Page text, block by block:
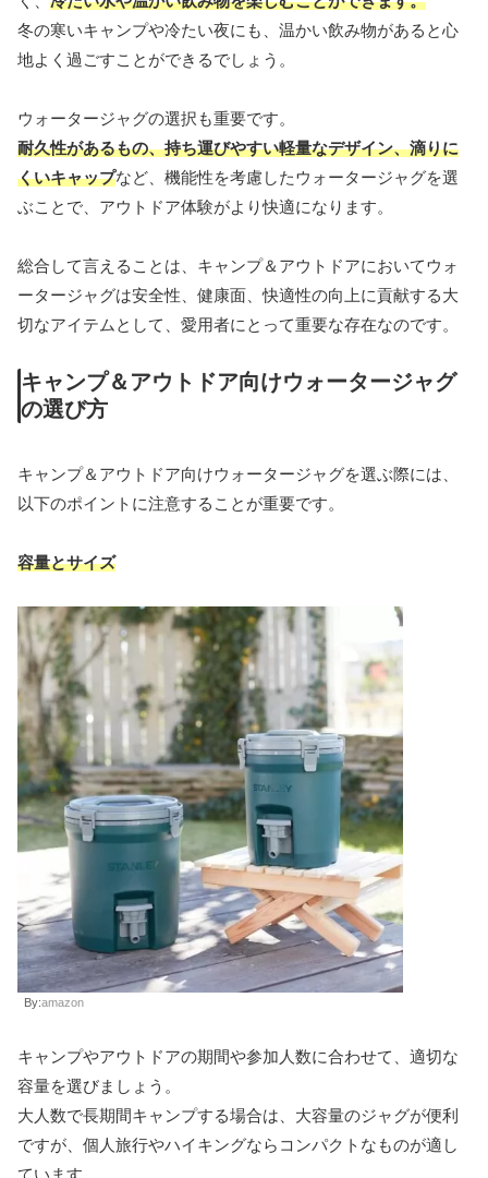
冬の寒いキャンプや冷たい夜にも、温かい飲み物があると心
地よく過ごすことができるでしょう。
ウォータージャグの選択も重要です。
耐久性があるもの、持ち運びやすい軽量なデザイン、滴りに
くいキャップなど、機能性を考慮したウォータージャグを選
ぶことで、アウトドア体験がより快適になります。
総合して言えることは、キャンプ＆アウトドアにおいてウォ
ータージャグは安全性、健康面、快適性の向上に貢献する大
切なアイテムとして、愛用者にとって重要な存在なのです。
キャンプ＆アウトドア向けウォータージャグ
の選び方
キャンプ＆アウトドア向けウォータージャグを選ぶ際には、
以下のポイントに注意することが重要です。
容量とサイズ
By:amazon
キャンプやアウトドアの期間や参加人数に合わせて、適切な
容量を選びましょう。
大人数で長期間キャンプする場合は、大容量のジャグが便利
ですが、個人旅行やハイキングならコンパクトなものが適し
ています。